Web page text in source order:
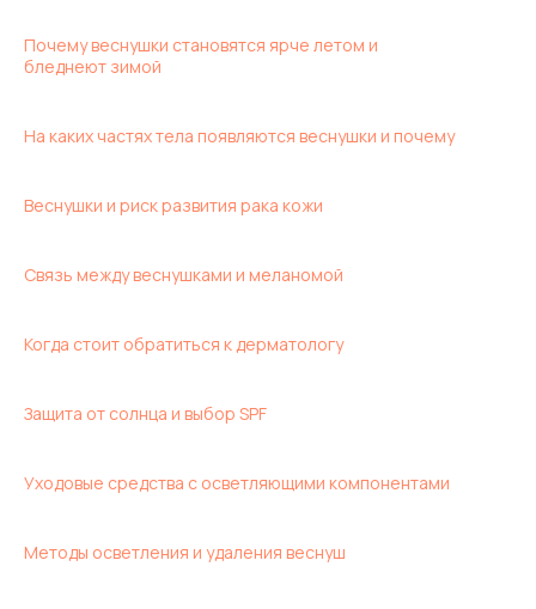
Почему веснушки становятся ярче летом и
бледнеют зимой
На каких частях тела появляются веснушки и почему
Веснушки и риск развития рака кожи
Связь между веснушками и меланомой
Когда стоит обратиться к дерматологу
Защита от солнца и выбор SPF
Уходовые средства с осветляющими компонентами
Методы осветления и удаления веснуш